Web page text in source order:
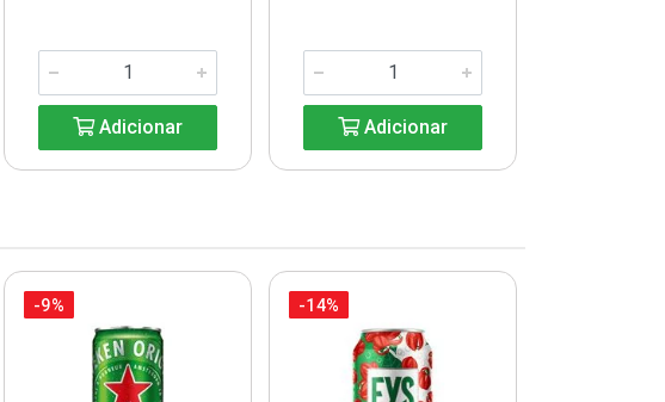
Adicionar Adicionar
-9% -14%